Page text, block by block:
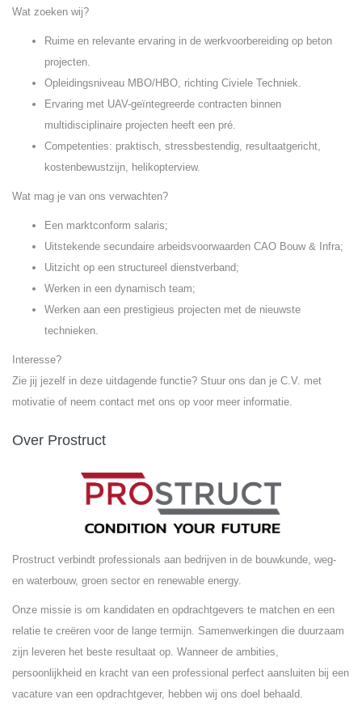
Wat zoeken wij?
Ruime en relevante ervaring in de werkvoorbereiding op beton
projecten.
Opleidingsniveau MBO/HBO, richting Civiele Techniek.
Ervaring met UAV-geïntegreerde contracten binnen
multidisciplinaire projecten heeft een pré.
Competenties: praktisch, stressbestendig, resultaatgericht,
kostenbewustzijn, helikopterview.
Wat mag je van ons verwachten?
Een marktconform salaris;
Uitstekende secundaire arbeidsvoorwaarden CAO Bouw & Infra;
Uitzicht op een structureel dienstverband;
Werken in een dynamisch team;
Werken aan een prestigieus projecten met de nieuwste
technieken.
Interesse?
Zie jij jezelf in deze uitdagende functie? Stuur ons dan je C.V. met
motivatie of neem contact met ons op voor meer informatie.
Over Prostruct
Prostruct verbindt professionals aan bedrijven in de bouwkunde, weg-
en waterbouw, groen sector en renewable energy.
Onze missie is om kandidaten en opdrachtgevers te matchen en een
relatie te creëren voor de lange termijn. Samenwerkingen die duurzaam
zijn leveren het beste resultaat op. Wanneer de ambities,
persoonlijkheid en kracht van een professional perfect aansluiten bij een
vacature van een opdrachtgever, hebben wij ons doel behaald.